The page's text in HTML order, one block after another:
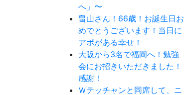
へ」〜
畠山さん！66歳！お誕生日お
めでとうございます！当日に
アポがある幸せ！
大阪から3名で福岡へ！勉強
会にお招きいただきました！
感謝！
Ｗテッチャンと同席して、ニ